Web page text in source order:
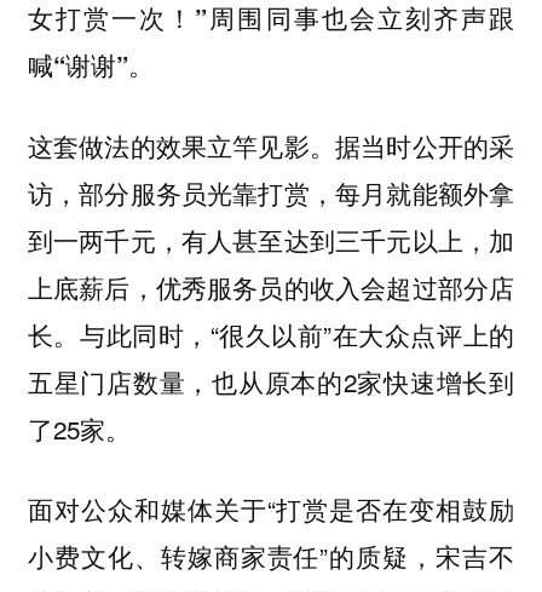
女打赏一次！”周围同事也会立刻齐声跟
喊“谢谢”。
这套做法的效果立竿见影。据当时公开的采
访，部分服务员光靠打赏，每月就能额外拿
到一两千元，有人甚至达到三千元以上，加
上底薪后，优秀服务员的收入会超过部分店
长。与此同时，“很久以前”在大众点评上的
五星门店数量，也从原本的2家快速增长到
了25家。
面对公众和媒体关于“打赏是否在变相鼓励
小费文化、转嫁商家责任”的质疑，宋吉不